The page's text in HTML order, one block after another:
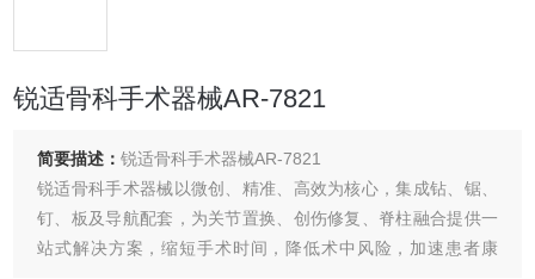
锐适骨科手术器械AR-7821
简要描述：锐适骨科手术器械AR-7821
锐适骨科手术器械以微创、精准、高效为核心，集成钻、锯、
钉、板及导航配套，为关节置换、创伤修复、脊柱融合提供一
站式解决方案，缩短手术时间，降低术中风险，加速患者康